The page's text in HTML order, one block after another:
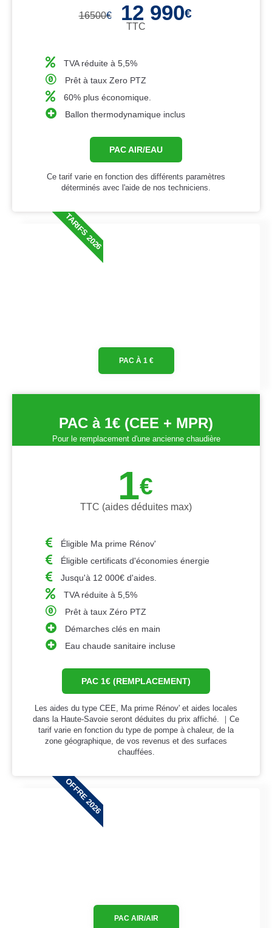
16500€ 12 990€
TTC
TVA réduite à 5,5%
Prêt à taux Zero PTZ
60% plus économique.
Ballon thermodynamique inclus
PAC AIR/EAU
Ce tarif varie en fonction des différents paramètres
déterminés avec l'aide de nos techniciens.
TARIFS 2026
PAC À 1 €
PAC à 1€ (CEE + MPR)
Pour le remplacement d'une ancienne chaudière
1€
TTC (aides déduites max)
Éligible Ma prime Rénov'
Éligible certificats d'économies énergie
Jusqu'à 12 000€ d'aides.
TVA réduite à 5,5%
Prêt à taux Zéro PTZ
Démarches clés en main
Eau chaude sanitaire incluse
PAC 1€ (REMPLACEMENT)
Les aides du type CEE, Ma prime Rénov' et aides locales
dans la Haute-Savoie seront déduites du prix affiché. ｜Ce
tarif varie en fonction du type de pompe à chaleur, de la
zone géographique, de vos revenus et des surfaces
chauffées.
OFFRE 2026
PAC AIR/AIR